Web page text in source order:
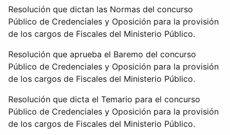
Resolución que dictan las Normas del concurso
Público de Credenciales y Oposición para la provisión
de los cargos de Fiscales del Ministerio Público.
Resolución que aprueba el Baremo del concurso
Público de Credenciales y Oposición para la provisión
de los cargos de Fiscales del Ministerio Público.
Resolución que dicta el Temario para el concurso
Público de Credenciales y Oposición para la provisión
de los cargos de Fiscales del Ministerio Público.